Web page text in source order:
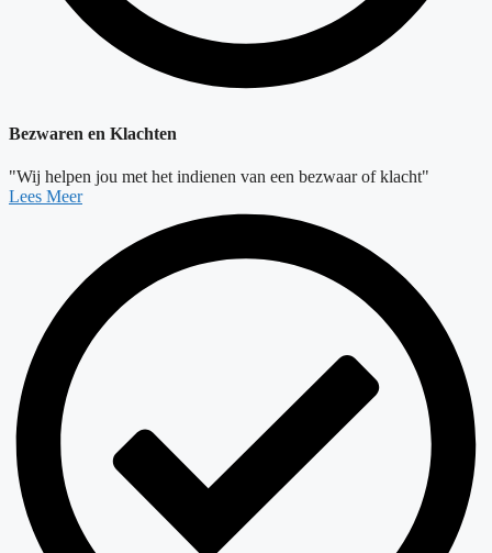
Bezwaren en Klachten
"Wij helpen jou met het indienen van een bezwaar of klacht"
Lees Meer